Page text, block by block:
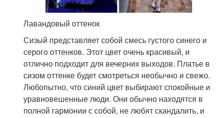
Лавандовый оттенок
Сизый представляет собой смесь густого синего и
серого оттенков. Этот цвет очень красивый, и
отлично подходит для вечерних выходов. Платье в
сизом оттенке будет смотреться необычно и свежо.
Любопытно, что синий цвет выбирают спокойные и
уравновешенные люди. Они обычно находятся в
полной гармонии с собой, не любят скандалить, и